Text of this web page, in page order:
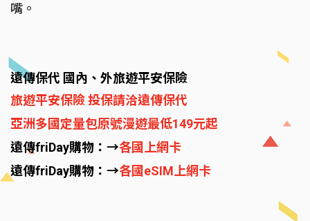
嘴。
遠傳保代 國內、外旅遊平安保險
旅遊平安保險 投保請洽遠傳保代
亞洲多國定量包原號漫遊最低149元起
遠傳friDay購物：→各國上網卡
遠傳friDay購物：→各國eSIM上網卡